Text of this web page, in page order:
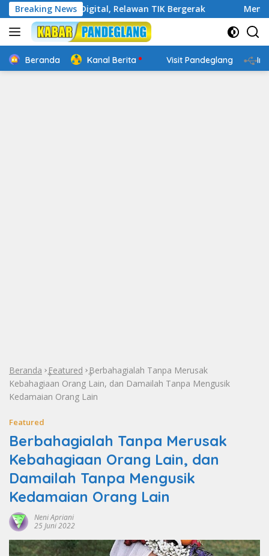
Langsung
ke
konten
Breaking News
Digital, Relawan TIK Bergerak Mengenal
Beranda Kanal Berita Visit Pandeglang
Beranda »Featured »Berbahagialah Tanpa Merusak
Kebahagiaan Orang Lain, dan Damailah Tanpa Mengusik
Kedamaian Orang Lain
Featured
Berbahagialah Tanpa Merusak
Kebahagiaan Orang Lain, dan
Damailah Tanpa Mengusik
Kedamaian Orang Lain
Neni Apriani
25 Juni 2022